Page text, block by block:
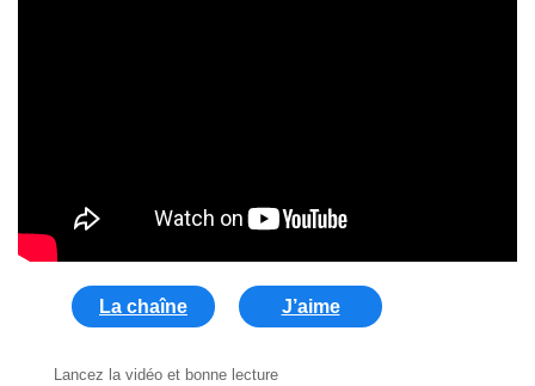
La chaîne J’aime
Lancez la vidéo et bonne lecture